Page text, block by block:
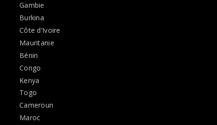
Gambie
Burkina
Côte d’Ivoire
Mauritanie
Bénin
Congo
Kenya
Togo
Cameroun
Maroc